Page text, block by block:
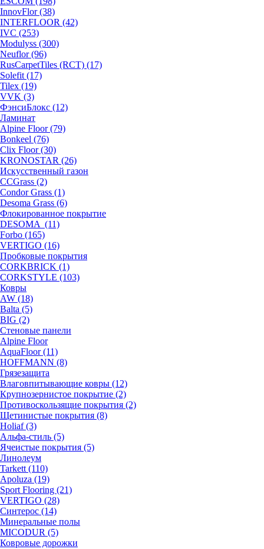
InnovFlor (38)
INTERFLOOR (42)
IVC (253)
Modulyss (300)
Neuflor (96)
RusCarpetTiles (RCT) (17)
Solefit (17)
Tilex (19)
VVK (3)
ФэнсиБлокс (12)
Ламинат
Alpine Floor (79)
Bonkeel (76)
Clix Floor (30)
KRONOSTAR (26)
Искусственный газон
CCGrass (2)
Condor Grass (1)
Desoma Grass (6)
Флокированное покрытие
DESOMA (11)
Forbo (165)
VERTIGO (16)
Пробковые покрытия
CORKBRICK (1)
CORKSTYLE (103)
Ковры
AW (18)
Balta (5)
BIG (2)
Стеновые панели
Alpine Floor
AquaFloor (11)
HOFFMANN (8)
Грязезащита
Влаговпитывающие ковры (12)
Крупнозернистое покрытие (2)
Противоскользящие покрытия (2)
Щетинистые покрытия (8)
Holiaf (3)
Альфа-стиль (5)
Ячеистые покрытия (5)
Линолеум
Tarkett (110)
Apoluza (19)
Sport Flooring (21)
VERTIGO (28)
Синтерос (14)
Минеральные полы
MICODUR (5)
Ковровые дорожки